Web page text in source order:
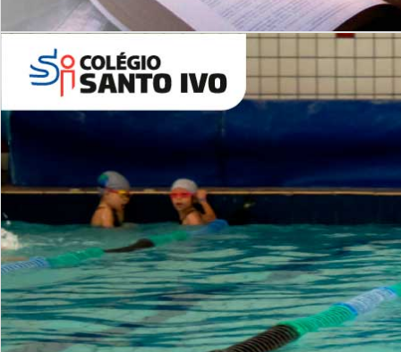
Leituras Literárias
ALUNOS NOVOS
Entre em Contato
INSTITUCIONAL